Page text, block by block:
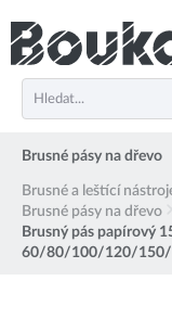
Brusné pásy na dřevo
Brusné a leštící
Brusné pásy na dřevo
Brusný pás papírový
60/80/100/120/150/